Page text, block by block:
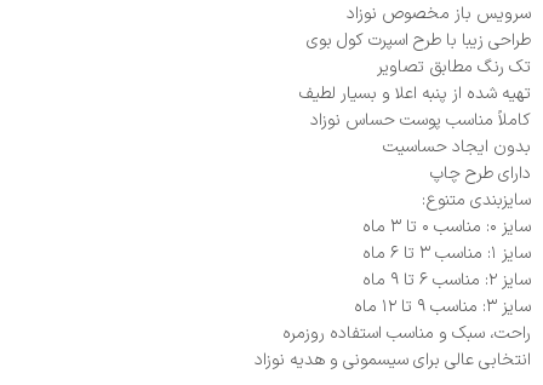
سرویس باز مخصوص نوزاد
طراحی زیبا با طرح اسپرت کول بوی
تک رنگ مطابق تصاویر
تهیه‌ شده از پنبه اعلا و بسیار لطیف
کاملاً مناسب پوست حساس نوزاد
بدون ایجاد حساسیت
دارای طرح چاپ
سایزبندی متنوع:
سایز ۰: مناسب ۰ تا ۳ ماه
سایز ۱: مناسب ۳ تا ۶ ماه
سایز ۲: مناسب ۶ تا ۹ ماه
سایز ۳: مناسب ۹ تا ۱۲ ماه
راحت، سبک و مناسب استفاده روزمره
انتخابی عالی برای سیسمونی و هدیه نوزاد